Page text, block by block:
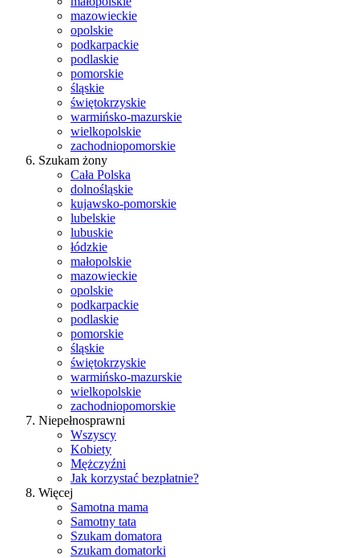
mazowieckie
opolskie
podkarpackie
podlaskie
pomorskie
śląskie
świętokrzyskie
warmińsko-mazurskie
wielkopolskie
zachodniopomorskie
Szukam żony
Cała Polska
dolnośląskie
kujawsko-pomorskie
lubelskie
lubuskie
łódzkie
małopolskie
mazowieckie
opolskie
podkarpackie
podlaskie
pomorskie
śląskie
świętokrzyskie
warmińsko-mazurskie
wielkopolskie
zachodniopomorskie
Niepełnosprawni
Wszyscy
Kobiety
Mężczyźni
Jak korzystać bezpłatnie?
Więcej
Samotna mama
Samotny tata
Szukam domatora
Szukam domatorki